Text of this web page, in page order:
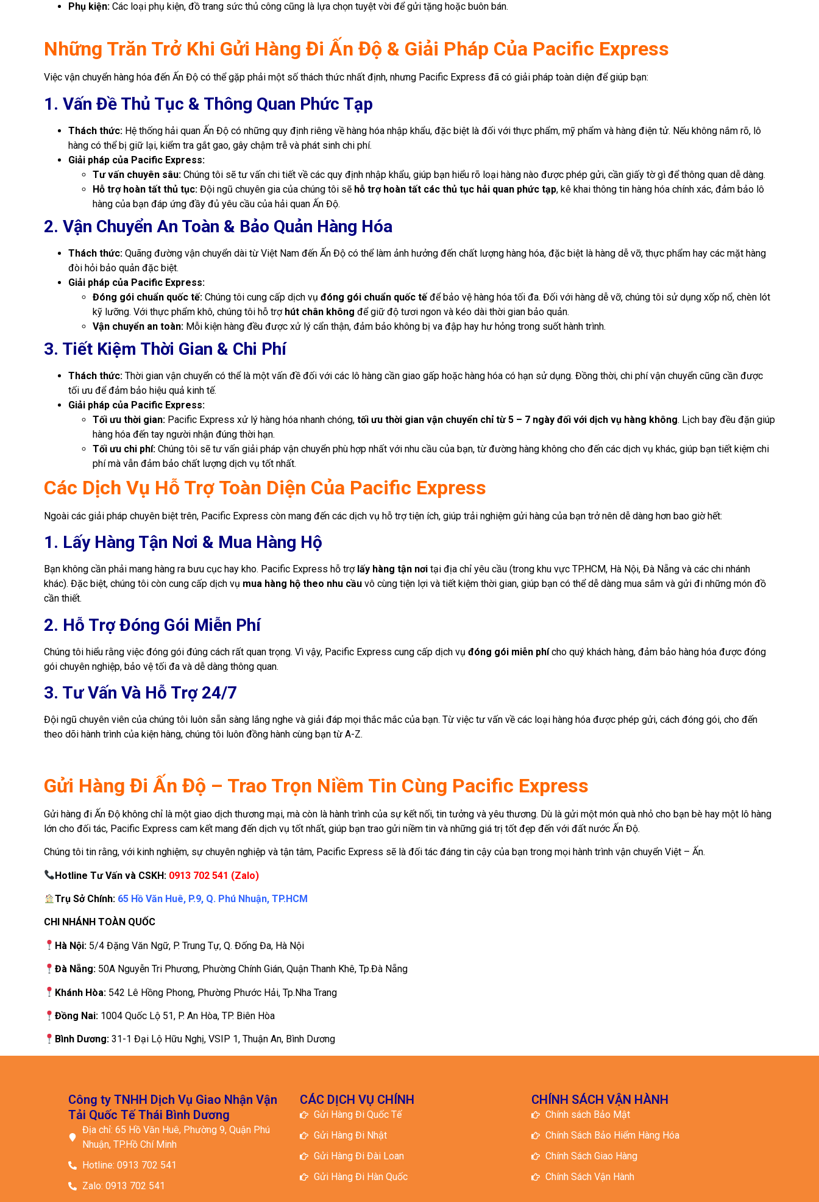
Phụ kiện: Các loại phụ kiện, đồ trang sức thủ công cũng là lựa chọn tuyệt vời để gửi tặng hoặc buôn bán.
Những Trăn Trở Khi Gửi Hàng Đi Ấn Độ & Giải Pháp Của Pacific Express
Việc vận chuyển hàng hóa đến Ấn Độ có thể gặp phải một số thách thức nhất định, nhưng Pacific Express đã có giải pháp toàn diện để giúp bạn:
1. Vấn Đề Thủ Tục & Thông Quan Phức Tạp
Thách thức: Hệ thống hải quan Ấn Độ có những quy định riêng về hàng hóa nhập khẩu, đặc biệt là đối với thực phẩm, mỹ phẩm và hàng điện tử. Nếu không nắm rõ, lô
hàng có thể bị giữ lại, kiểm tra gắt gao, gây chậm trễ và phát sinh chi phí.
Giải pháp của Pacific Express:
Tư vấn chuyên sâu: Chúng tôi sẽ tư vấn chi tiết về các quy định nhập khẩu, giúp bạn hiểu rõ loại hàng nào được phép gửi, cần giấy tờ gì để thông quan dễ dàng.
Hỗ trợ hoàn tất thủ tục: Đội ngũ chuyên gia của chúng tôi sẽ hỗ trợ hoàn tất các thủ tục hải quan phức tạp, kê khai thông tin hàng hóa chính xác, đảm bảo lô
hàng của bạn đáp ứng đầy đủ yêu cầu của hải quan Ấn Độ.
2. Vận Chuyển An Toàn & Bảo Quản Hàng Hóa
Thách thức: Quãng đường vận chuyển dài từ Việt Nam đến Ấn Độ có thể làm ảnh hưởng đến chất lượng hàng hóa, đặc biệt là hàng dễ vỡ, thực phẩm hay các mặt hàng
đòi hỏi bảo quản đặc biệt.
Giải pháp của Pacific Express:
Đóng gói chuẩn quốc tế: Chúng tôi cung cấp dịch vụ đóng gói chuẩn quốc tếđể bảo vệ hàng hóa tối đa. Đối với hàng dễ vỡ, chúng tôi sử dụng xốp nổ, chèn lót
kỹ lưỡng. Với thực phẩm khô, chúng tôi hỗ trợ hút chân không để giữ độ tươi ngon và kéo dài thời gian bảo quản.
Vận chuyển an toàn: Mỗi kiện hàng đều được xử lý cẩn thận, đảm bảo không bị va đập hay hư hỏng trong suốt hành trình.
3. Tiết Kiệm Thời Gian & Chi Phí
Thách thức: Thời gian vận chuyển có thể là một vấn đề đối với các lô hàng cần giao gấp hoặc hàng hóa có hạn sử dụng. Đồng thời, chi phí vận chuyển cũng cần được
tối ưu để đảm bảo hiệu quả kinh tế.
Giải pháp của Pacific Express:
Tối ưu thời gian: Pacific Express xử lý hàng hóa nhanh chóng, tối ưu thời gian vận chuyển chỉ từ 5 – 7 ngày đối với dịch vụ hàng không. Lịch bay đều đặn giúp
hàng hóa đến tay người nhận đúng thời hạn.
Tối ưu chi phí: Chúng tôi sẽ tư vấn giải pháp vận chuyển phù hợp nhất với nhu cầu của bạn, từ đường hàng không cho đến các dịch vụ khác, giúp bạn tiết kiệm chi
phí mà vẫn đảm bảo chất lượng dịch vụ tốt nhất.
Các Dịch Vụ Hỗ Trợ Toàn Diện Của Pacific Express
Ngoài các giải pháp chuyên biệt trên, Pacific Express còn mang đến các dịch vụ hỗ trợ tiện ích, giúp trải nghiệm gửi hàng của bạn trở nên dễ dàng hơn bao giờ hết:
1. Lấy Hàng Tận Nơi & Mua Hàng Hộ
Bạn không cần phải mang hàng ra bưu cục hay kho. Pacific Express hỗ trợ lấy hàng tận nơi tại địa chỉ yêu cầu (trong khu vực TP.HCM, Hà Nội, Đà Nẵng và các chi nhánh
khác). Đặc biệt, chúng tôi còn cung cấp dịch vụ mua hàng hộ theo nhu cầu vô cùng tiện lợi và tiết kiệm thời gian, giúp bạn có thể dễ dàng mua sắm và gửi đi những món đồ
cần thiết.
2. Hỗ Trợ Đóng Gói Miễn Phí
Chúng tôi hiểu rằng việc đóng gói đúng cách rất quan trọng. Vì vậy, Pacific Express cung cấp dịch vụ đóng gói miễn phícho quý khách hàng, đảm bảo hàng hóa được đóng
gói chuyên nghiệp, bảo vệ tối đa và dễ dàng thông quan.
3. Tư Vấn Và Hỗ Trợ 24/7
Đội ngũ chuyên viên của chúng tôi luôn sẵn sàng lắng nghe và giải đáp mọi thắc mắc của bạn. Từ việc tư vấn về các loại hàng hóa được phép gửi, cách đóng gói, cho đến
theo dõi hành trình của kiện hàng, chúng tôi luôn đồng hành cùng bạn từ A-Z.
Gửi Hàng Đi Ấn Độ – Trao Trọn Niềm Tin Cùng Pacific Express
Gửi hàng đi Ấn Độ không chỉ là một giao dịch thương mại, mà còn là hành trình của sự kết nối, tin tưởng và yêu thương. Dù là gửi một món quà nhỏ cho bạn bè hay một lô hàng
lớn cho đối tác, Pacific Express cam kết mang đến dịch vụ tốt nhất, giúp bạn trao gửi niềm tin và những giá trị tốt đẹp đến với đất nước Ấn Độ.
Chúng tôi tin rằng, với kinh nghiệm, sự chuyên nghiệp và tận tâm, Pacific Express sẽ là đối tác đáng tin cậy của bạn trong mọi hành trình vận chuyển Việt – Ấn.
Hotline Tư Vấn và CSKH: 0913 702 541 (Zalo)
Trụ Sở Chính: 65 Hồ Văn Huê, P.9, Q. Phú Nhuận, TP.HCM
CHI NHÁNH TOÀN QUỐC
Hà Nội: 5/4 Đặng Văn Ngữ, P. Trung Tự, Q. Đống Đa, Hà Nội
Đà Nẵng: 50A Nguyễn Tri Phương, Phường Chính Gián, Quận Thanh Khê, Tp.Đà Nẵng
Khánh Hòa: 542 Lê Hồng Phong, Phường Phước Hải, Tp.Nha Trang
Đồng Nai: 1004 Quốc Lộ 51, P. An Hòa, TP. Biên Hòa
Bình Dương: 31-1 Đại Lộ Hữu Nghị, VSIP 1, Thuận An, Bình Dương
Công ty TNHH Dịch Vụ Giao Nhận Vận
Tải Quốc Tế Thái Bình Dương
Địa chỉ: 65 Hồ Văn Huê, Phường 9, Quận Phú
Nhuận, TP.Hồ Chí Minh
Hotline: 0913 702 541
Zalo: 0913 702 541
CÁC DỊCH VỤ CHÍNH
Gửi Hàng Đi Quốc Tế
Gửi Hàng Đi Nhật
Gửi Hàng Đi Đài Loan
Gửi Hàng Đi Hàn Quốc
CHÍNH SÁCH VẬN HÀNH
Chính sách Bảo Mật
Chính Sách Bảo Hiểm Hàng Hóa
Chính Sách Giao Hàng
Chính Sách Vận Hành